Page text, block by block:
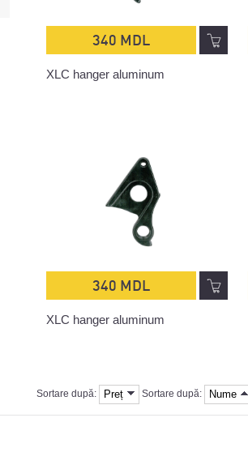
340 MDL
XLC hanger aluminum
340 MDL
XLC hanger aluminum
Sortare după: Preț Sortare după: Nume